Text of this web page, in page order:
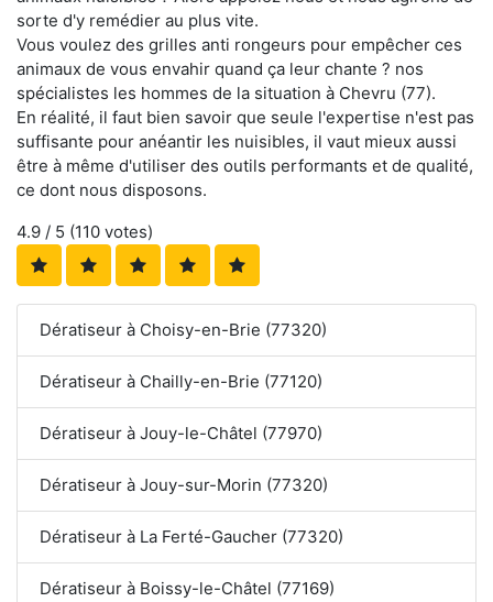
sorte d'y remédier au plus vite.
Vous voulez des grilles anti rongeurs pour empêcher ces
animaux de vous envahir quand ça leur chante ? nos
spécialistes les hommes de la situation à Chevru (77).
En réalité, il faut bien savoir que seule l'expertise n'est pas
suffisante pour anéantir les nuisibles, il vaut mieux aussi
être à même d'utiliser des outils performants et de qualité,
ce dont nous disposons.
4.9 / 5 (110 votes)
Dératiseur à Choisy-en-Brie (77320)
Dératiseur à Chailly-en-Brie (77120)
Dératiseur à Jouy-le-Châtel (77970)
Dératiseur à Jouy-sur-Morin (77320)
Dératiseur à La Ferté-Gaucher (77320)
Dératiseur à Boissy-le-Châtel (77169)